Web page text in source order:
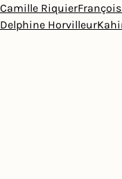
Camille Riquier
Delphine Horvilleur